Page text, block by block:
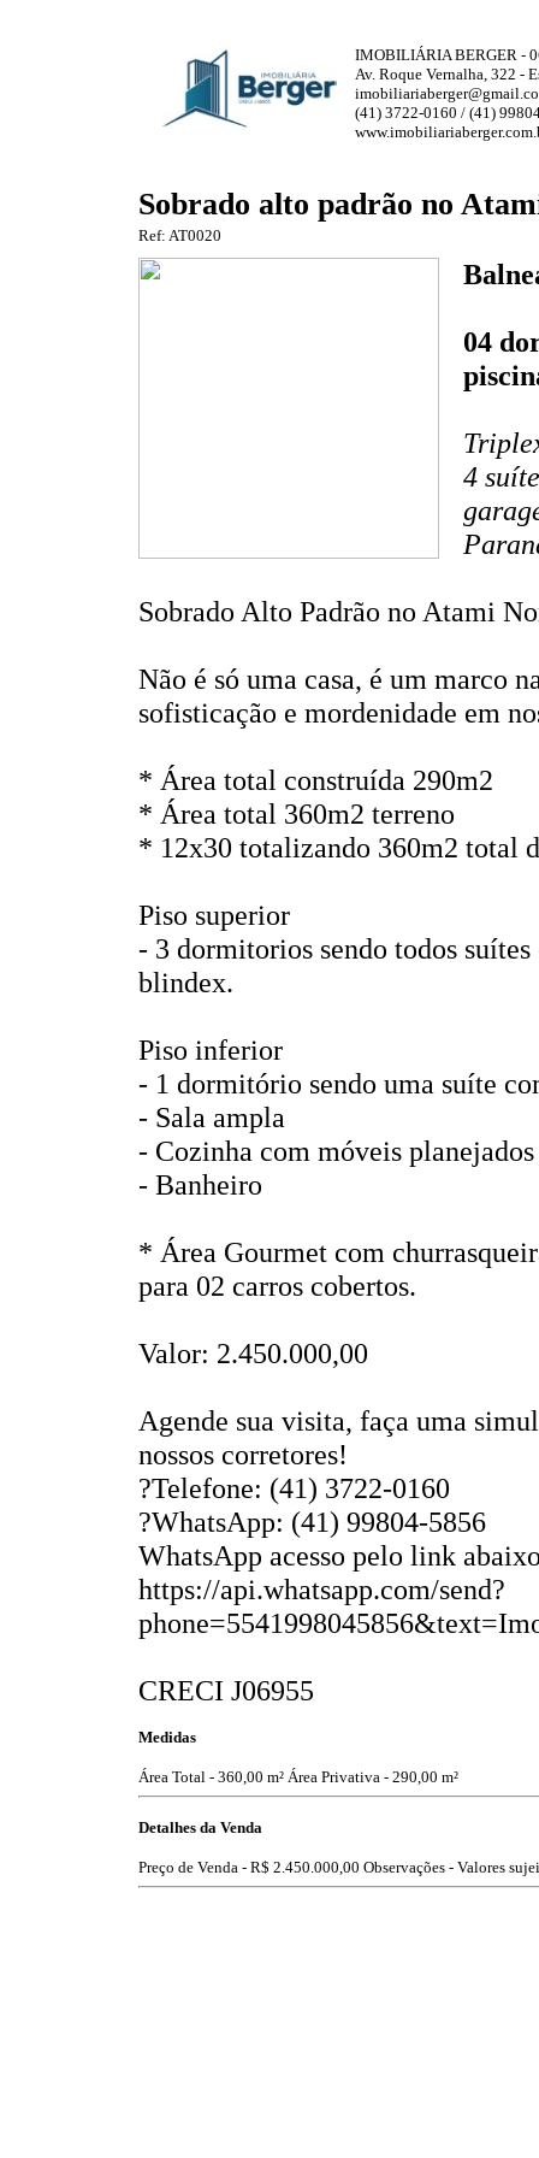
IMOBILIÁRIA BERGER -
Av. Roque Vernalha, 322 -
(41) 3722-0160 / (41)
Sobrado alto padrão no
Ref: AT0020
04
4
Sobrado Alto Padrão no Atami
Não é só uma casa, é um marco
sofisticação e mordenidade em
* Área total construída 290m2
* Área total 360m2 terreno
* 12x30 totalizando 360m2 total
Piso superior
- 3 dormitorios sendo todos
blindex.
Piso inferior
- 1 dormitório sendo uma suíte
- Sala ampla
- Cozinha com móveis
- Banheiro
* Área Gourmet com
para 02 carros cobertos.
Valor: 2.450.000,00
Agende sua visita, faça uma
nossos corretores!
?Telefone: (41) 3722-0160
?WhatsApp: (41) 99804-5856
WhatsApp acesso pelo link
https://api.whatsapp.com/send?
CRECI J06955
Medidas
Área Total - 360,00 m² Área Privativa - 290,00 m²
Detalhes da Venda
Preço de Venda - R$ 2.450.000,00 Observações - Valores